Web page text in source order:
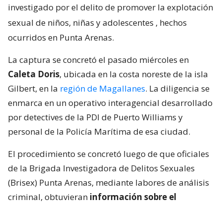
investigado por el delito de promover la explotación
sexual de niños, niñas y adolescentes , hechos
ocurridos en Punta Arenas.
La captura se concretó el pasado miércoles en
Caleta Doris, ubicada en la costa noreste de la isla
Gilbert, en la región de Magallanes. La diligencia se
enmarca en un operativo interagencial desarrollado
por detectives de la PDI de Puerto Williams y
personal de la Policía Marítima de esa ciudad.
El procedimiento se concretó luego de que oficiales
de la Brigada Investigadora de Delitos Sexuales
(Brisex) Punta Arenas, mediante labores de análisis
criminal, obtuvieran información sobre el